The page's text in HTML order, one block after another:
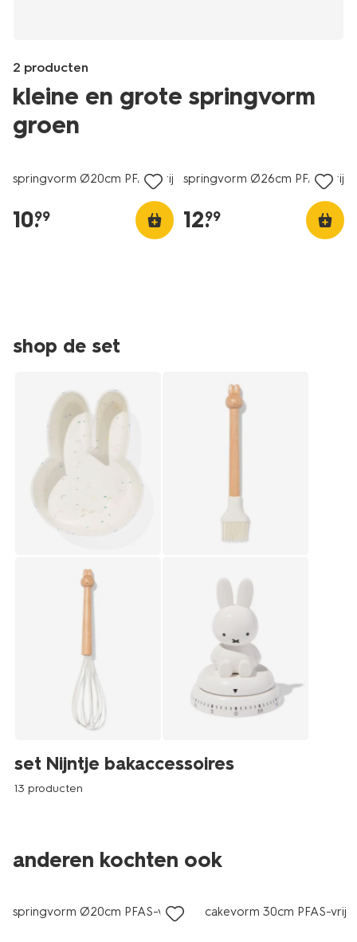
2 producten
kleine en grote springvorm
groen
tafelen/bakken/bakvormen/springvormen/springvorm-
pfas-
Products
springvorm Ø20cm PFAS-vrij
10.
99
springvorm Ø26cm PFAS-vrij
12.
99
shop de set
set Nijntje bakaccessoires
13 producten
anderen kochten ook
springvorm Ø20cm PFAS-vrij cakevorm 30cm PFAS-vrij